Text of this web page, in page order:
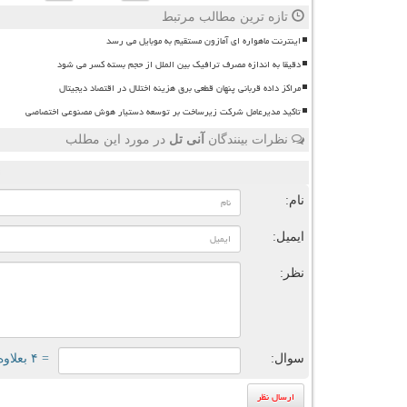
تازه ترین مطالب مرتبط
اینترنت ماهواره ای آمازون مستقیم به موبایل می رسد
دقیقا به اندازه مصرف ترافیک بین الملل از حجم بسته کسر می شود
مراکز داده قربانی پنهان قطعی برق هزینه اختلال در اقتصاد دیجیتال
تاکید مدیرعامل شرکت زیرساخت بر توسعه دستیار هوش مصنوعی اختصاصی
نظرات بینندگان آنی تل در مورد این مطلب
نام:
ایمیل:
نظر:
سوال: = ۴ بعلاوه ۳